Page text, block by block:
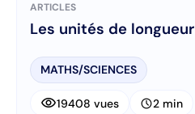
ARTICLES
Les unités de longueur
MATHS/SCIENCES
visibility19408 vues schedule2 min